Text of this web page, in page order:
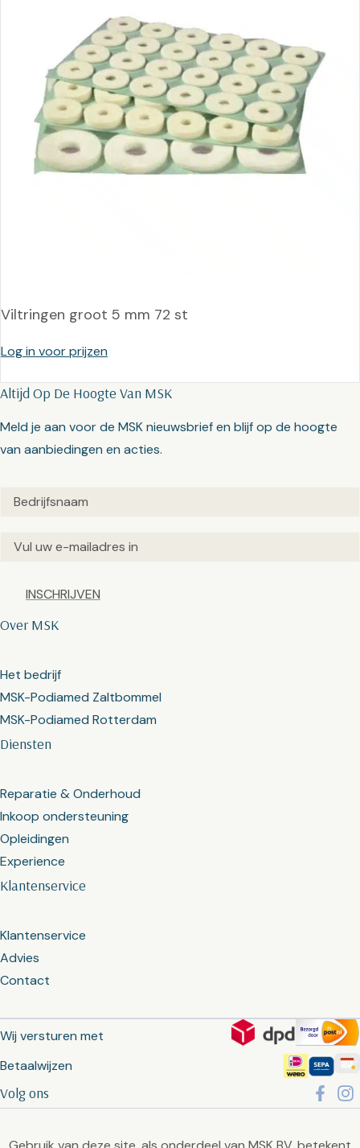
Viltringen groot 5 mm 72 st
Log in voor prijzen
Klantenservice
Klantenservice
Advies
Contact
Diensten
Reparatie & Onderhoud
Inkoop ondersteuning
Opleidingen
Experience
Over MSK
Het bedrijf
MSK-Podiamed Zaltbommel
MSK-Podiamed Rotterdam
Altijd Op De Hoogte Van MSK
Meld je aan voor de MSK nieuwsbrief en blijf op de hoogte
van aanbiedingen en acties.
Untitled(Vereist)
Email(Vereist)
Captcha
Wij versturen met
Betaalwijzen
Volg ons